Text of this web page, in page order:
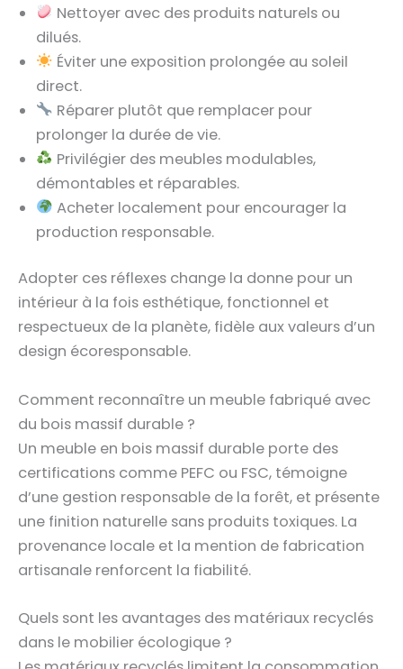
Nettoyer avec des produits naturels ou
dilués.
Éviter une exposition prolongée au soleil
direct.
Réparer plutôt que remplacer pour
prolonger la durée de vie.
Privilégier des meubles modulables,
démontables et réparables.
Acheter localement pour encourager la
production responsable.
Adopter ces réflexes change la donne pour un
intérieur à la fois esthétique, fonctionnel et
respectueux de la planète, fidèle aux valeurs d’un
design écoresponsable.
Comment reconnaître un meuble fabriqué avec
du bois massif durable ?
Un meuble en bois massif durable porte des
certifications comme PEFC ou FSC, témoigne
d’une gestion responsable de la forêt, et présente
une finition naturelle sans produits toxiques. La
provenance locale et la mention de fabrication
artisanale renforcent la fiabilité.
Quels sont les avantages des matériaux recyclés
dans le mobilier écologique ?